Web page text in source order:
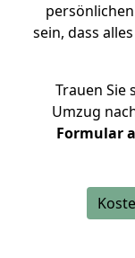
sein, dass alles
Trauen Sie
Umzug
Formular